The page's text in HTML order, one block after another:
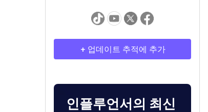
+ 업데이트 추적에 추가
인플루언서의 최신